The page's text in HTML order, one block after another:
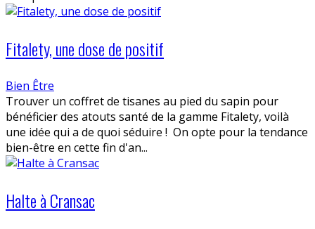
Fitalety, une dose de positif
Bien Être
Trouver un coffret de tisanes au pied du sapin pour
bénéficier des atouts santé de la gamme Fitalety, voilà
une idée qui a de quoi séduire ! On opte pour la tendance
bien-être en cette fin d'an...
Halte à Cransac